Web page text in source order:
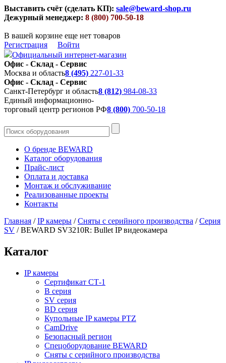
Выставить счёт (сделать КП): sale@beward-shop.ru
Дежурный менеджер: 8 (800) 700-50-18
В вашей корзине еще нет товаров
Регистрация
Войти
Официальный интернет-магазин
Офис - Склад - Сервис
Москва и область8 (495) 227-01-33
Офис - Склад - Сервис
Санкт-Петербург и область8 (812) 984-08-33
Единый информационно-
торговый центр регионов РФ8 (800) 700-50-18
О бренде BEWARD
Каталог оборудования
Прайс-лист
Оплата и доставка
Монтаж и обслуживание
Реализованные проекты
Контакты
Главная /IP камеры /Сняты с серийного производства /Серия
SV /BEWARD SV3210R: Bullet IP видеокамера
Каталог
IP камеры
Сертификат СТ-1
B серия
SV серия
BD серия
Купольные IP камеры PTZ
CamDrive
Безопасный регион
Спецоборудование BEWARD
Сняты с серийного производства